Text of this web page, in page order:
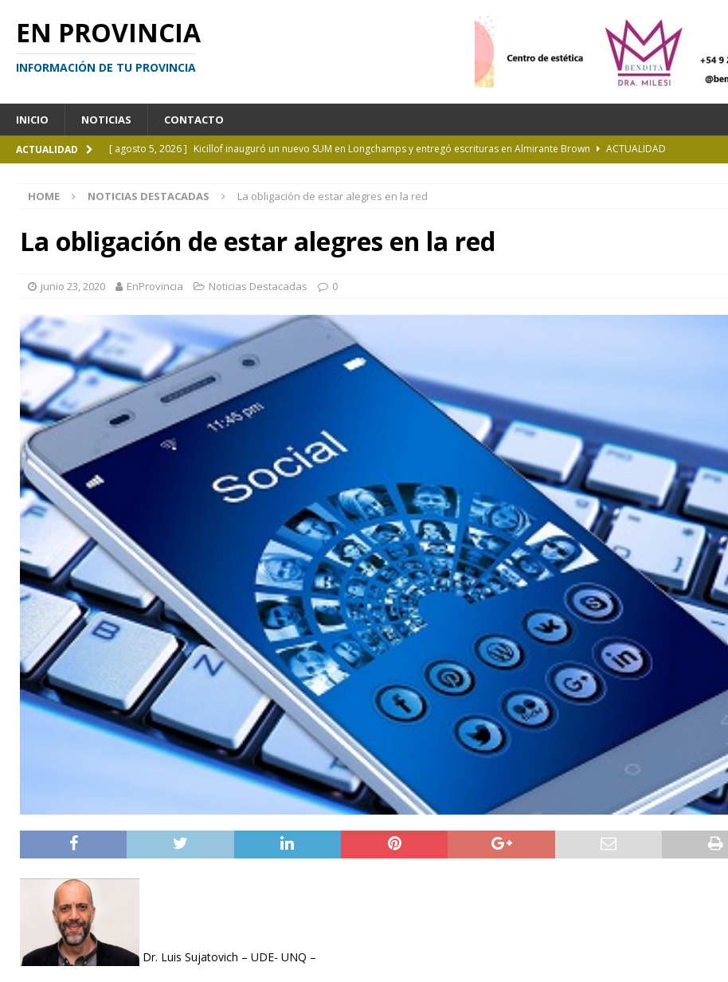
EN PROVINCIA
INFORMACIÓN DE TU PROVINCIA
INICIO NOTICIAS CONTACTO
ACTUALIDAD [ agosto 5, 2026 ] Kicillof inauguró un nuevo SUM en Longchamps y entregó escrituras en Almirante Brown
ACTUALIDAD
[ agosto 4, 2026 ] La UCALP abre la inscripción para la Diplomatura en Trasplante y Ablación de Órganos y Tejidos
GENERAL
[ agosto 4, 2026 ]
Personas perdidas en la Provincia de Buenos Aires
[ agosto 5, 2026 ]
La mujer que sobrevivió tras ser arrastrada por una tormenta a casi 10 mil metros de altura
HOME NOTICIAS DESTACADAS La obligación de estar alegres en la red
La obligación de estar alegres en la red
junio 23, 2020 EnProvincia Noticias Destacadas 0
Dr. Luis Sujatovich – UDE- UNQ –